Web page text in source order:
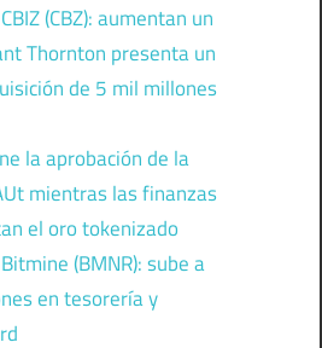
(CBZ): aumentan un
Thornton presenta un
de 5 mil millones
la aprobación de la
mientras las finanzas
el oro tokenizado
(BMNR): sube a
en tesorería y